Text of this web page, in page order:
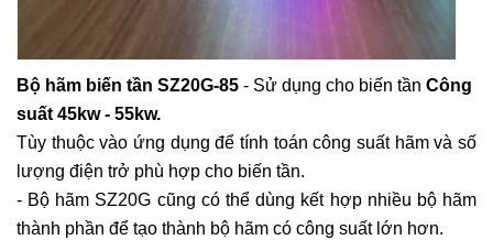
Bộ hãm biến tần SZ20G-85 - Sử dụng cho biến tần Công
suất 45kw - 55kw.
Tùy thuộc vào ứng dụng để tính toán công suất hãm và số
lượng điện trở phù hợp cho biến tần.
- Bộ hãm SZ20G cũng có thể dùng kết hợp nhiều bộ hãm
thành phần để tạo thành bộ hãm có công suất lớn hơn.